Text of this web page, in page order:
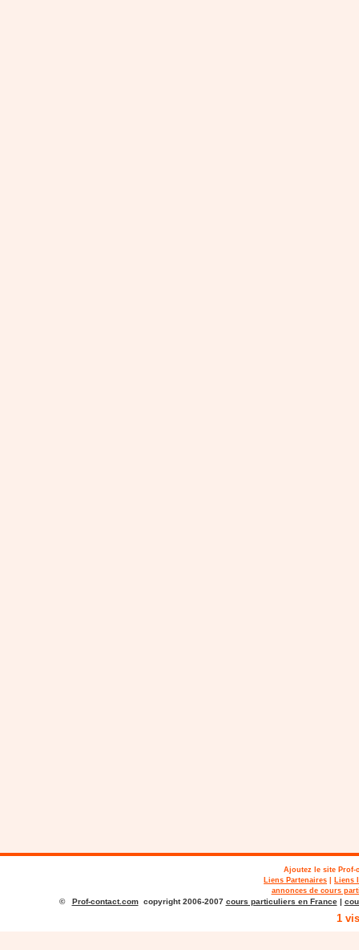
Ajoutez le site Prof-
Liens Partenaires | Liens
annonces de cours
© Prof-contact.comcopyright 2006-2007 cours particuliers en France|
1